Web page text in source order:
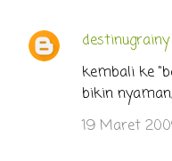
K
destinugrainy
kembali ke
bikin
19 Maret